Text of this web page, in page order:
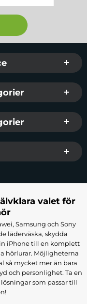
länkar
valet för
Samsung och Sony
läderväska, skydda
iPhone till en komplett
hörlurar. Möjligheterna
så mycket mer än bara
och personlighet. Ta en
som passar till